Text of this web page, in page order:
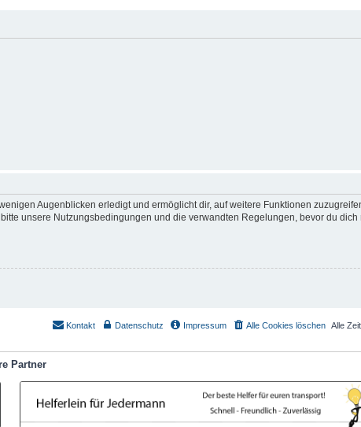
Augenblicken erledigt und ermöglicht dir, auf weitere Funktionen
unsere Nutzungsbedingungen und die verwandten Regelungen, bevor du dich
Alle
Alle Cookies löschen
Impressum
Datenschutz
Kontakt
Partner